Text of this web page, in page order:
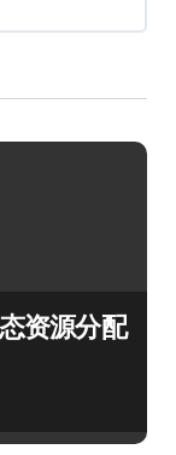
资源分配